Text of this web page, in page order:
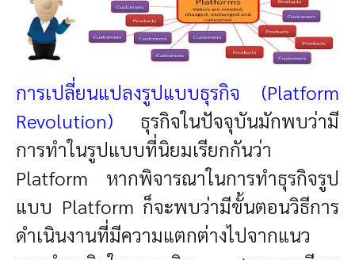
การเปลี่ยนแปลงรูปแบบธุรกิจ (Platform
Revolution)
ธุรกิจในปัจจุบันมักพบว่ามี
การทำในรูปแบบที่นิยมเรียกกันว่า
Platform หากพิจารณาในการทำธุรกิจรูป
แบบ Platform ก็จะพบว่ามีขั้นตอนวิธีการ
ดำเนินงานที่มีความแตกต่างไปจากแนว